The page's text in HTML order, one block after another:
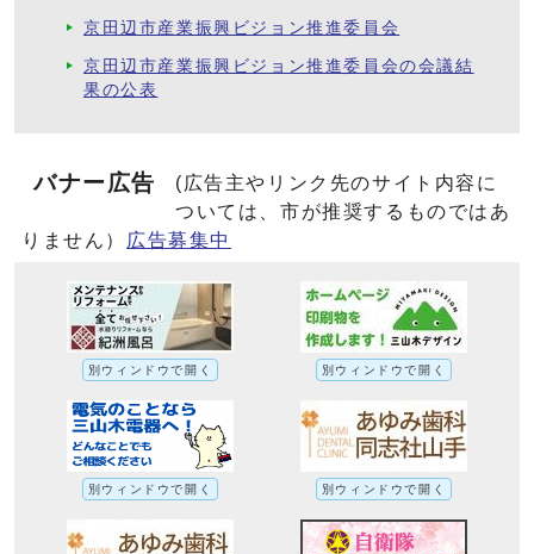
京田辺市産業振興ビジョン推進委員会
京田辺市産業振興ビジョン推進委員会の会議結
果の公表
バナー広告
(広告主やリンク先のサイト内容に
ついては、市が推奨するものではあ
りません）
広告募集中
別ウィンドウで開く 別ウィンドウで開く
別ウィンドウで開く 別ウィンドウで開く